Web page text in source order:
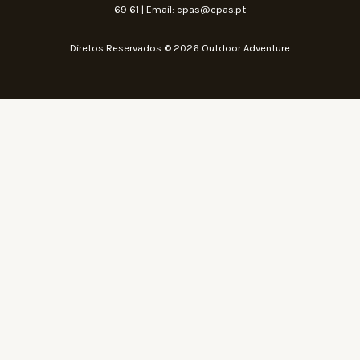
69 61 | Email: cpas@cpas.pt
Diretos Reservados © 2026 Outdoor Adventure